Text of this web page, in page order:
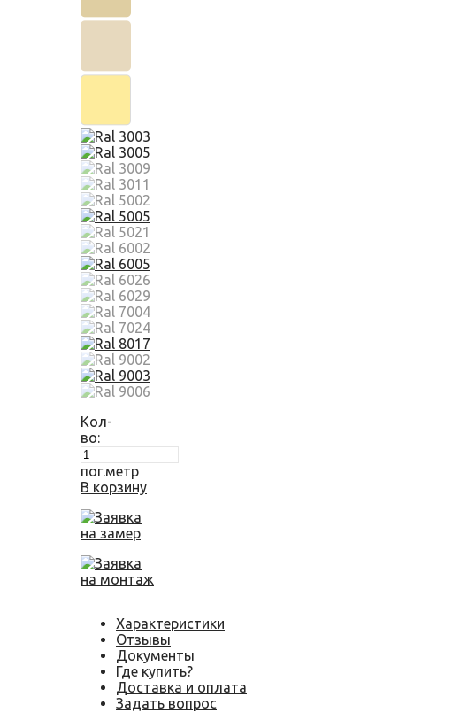
Кол-
во:
пог.метр
В корзину
Заявка
на замер
Заявка
на монтаж
Характеристики
Отзывы
Документы
Где купить?
Доставка и оплата
Задать вопрос